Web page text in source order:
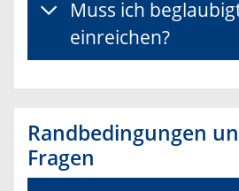
Muss ich
einreichen?
Randbedingungen
Fragen